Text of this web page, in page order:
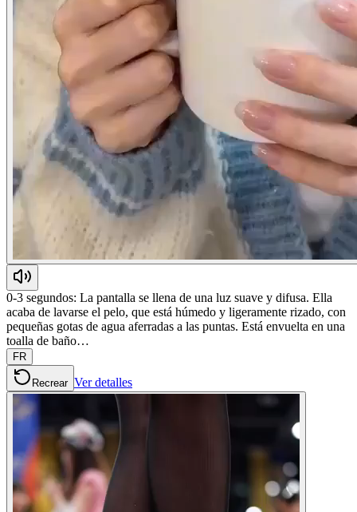
0-3 segundos: La pantalla se llena de una luz suave y difusa. Ella
acaba de lavarse el pelo, que está húmedo y ligeramente rizado, con
pequeñas gotas de agua aferradas a las puntas. Está envuelta en una
toalla de baño…
FR
Recrear Ver detalles